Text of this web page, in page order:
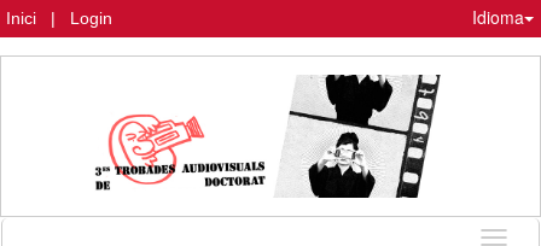
Inici | Login Idioma
Idioma